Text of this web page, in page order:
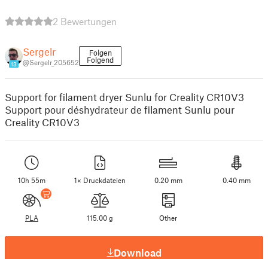
2 Bewertungen
13
Sergelr
@Sergelr_205652
Folgen
Folgend
Support for filament dryer Sunlu for Creality CR10V3
Support pour déshydrateur de filament Sunlu pour
Creality CR10V3
10h 55m 1× Druckdateien 0.20 mm 0.40 mm
PLA 115.00 g Other
Download